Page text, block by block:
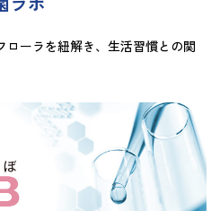
ローラを紐解き、生活習慣との関